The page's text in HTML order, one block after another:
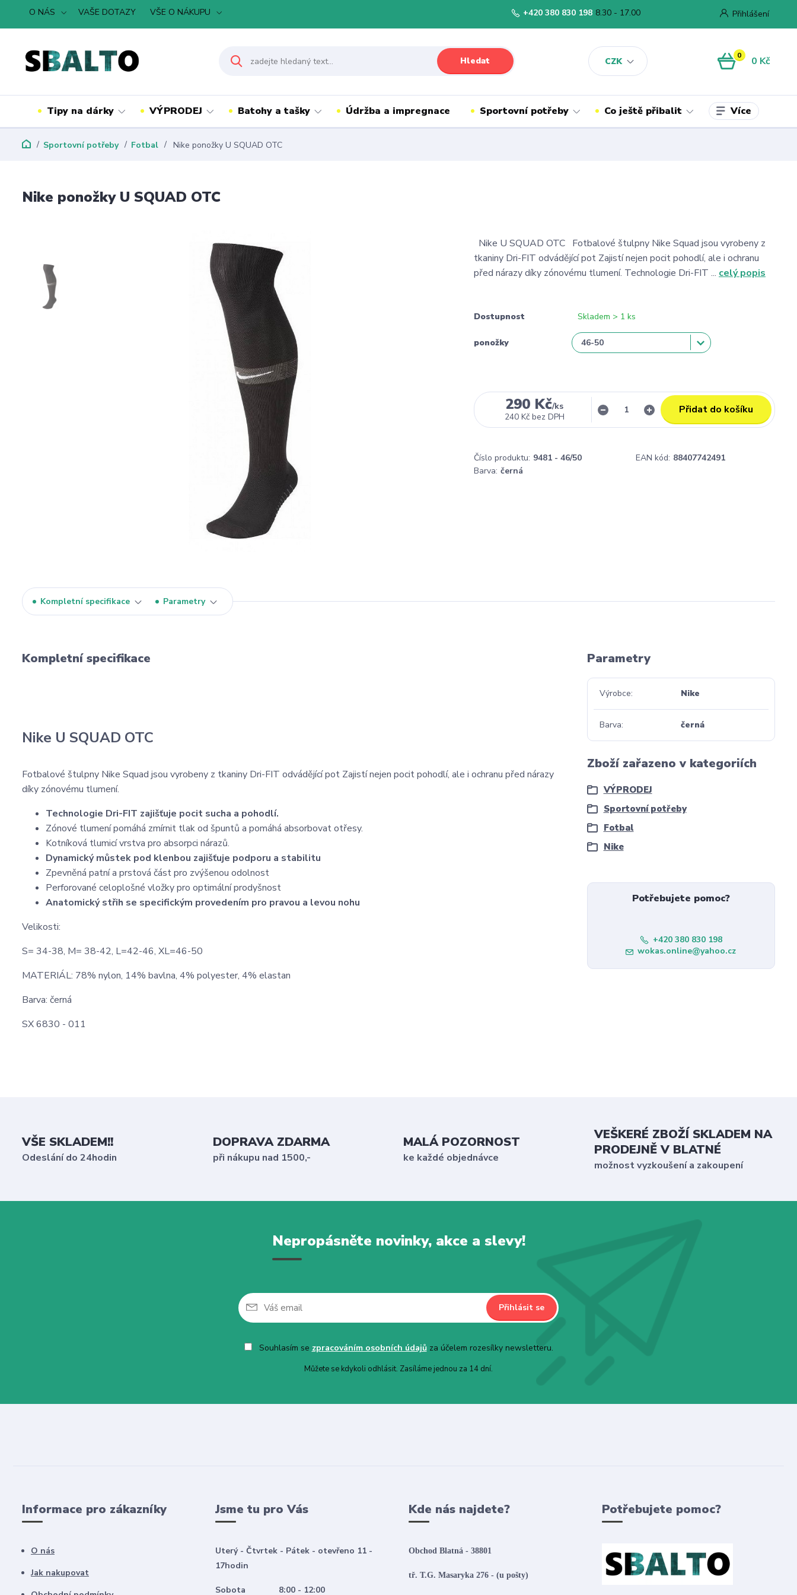
O NÁS VAŠE DOTAZY VŠE O NÁKUPU
CZK
Přihlášení
Hledat
+420 380 830 198 8.30 - 17.00
0 0 Kč
Tipy na dárky VÝPRODEJ Batohy a tašky Údržba a impregnace Sportovní potřeby Co ještě přibalit Více
Sportovní potřeby Fotbal Nike ponožky U SQUAD OTC
Nike ponožky U SQUAD OTC
Nike U SQUAD OTC Fotbalové štulpny Nike Squad jsou vyrobeny z
tkaniny Dri-FIT odvádějící pot Zajistí nejen pocit pohodlí, ale i ochranu
před nárazy díky zónovému tlumení. Technologie Dri-FIT ... celý popis
Dostupnost Skladem > 1 ks
ponožky
290 Kč/ks
240 Kč bez DPH
Přidat do košíku
Číslo produktu: 9481 - 46/50 EAN kód: 88407742491
Barva: černá
Kompletní specifikace Parametry
Kompletní specifikace
Nike U SQUAD OTC
Fotbalové štulpny Nike Squad jsou vyrobeny z tkaniny Dri-FIT odvádějící pot Zajistí nejen pocit pohodlí, ale i ochranu před nárazy
díky zónovému tlumení.
Technologie Dri-FIT zajišťuje pocit sucha a pohodlí.
Zónové tlumení pomáhá zmírnit tlak od špuntů a pomáhá absorbovat otřesy.
Kotníková tlumicí vrstva pro absorpci nárazů.
Dynamický můstek pod klenbou zajišťuje podporu a stabilitu
Zpevněná patní a prstová část pro zvýšenou odolnost
Perforované celoplošné vložky pro optimální prodyšnost
Anatomický střih se specifickým provedením pro pravou a levou nohu
Velikosti:
S= 34-38, M= 38-42, L=42-46, XL=46-50
MATERIÁL: 78% nylon, 14% bavlna, 4% polyester, 4% elastan
Barva: černá
SX 6830 - 011
Parametry
Výrobce Nike
Barva černá
Zboží zařazeno v kategoriích
VÝPRODEJ
Sportovní potřeby
Fotbal
Nike
Potřebujete pomoc?
+420 380 830 198
wokas.online@yahoo.cz
VŠE SKLADEM!!
Odeslání do 24hodin
DOPRAVA ZDARMA
při nákupu nad 1500,-
MALÁ POZORNOST
ke každé objednávce
VEŠKERÉ ZBOŽÍ SKLADEM NA
PRODEJNĚ V BLATNÉ
možnost vyzkoušení a zakoupení
Nepropásněte novinky, akce a slevy!
Přihlásit se
Souhlasím se zpracováním osobních údajůza účelem rozesílky newsletteru.
Můžete se kdykoli odhlásit. Zasíláme jednou za 14 dní.
Informace pro zákazníky
O nás
Jak nakupovat
Jsme tu pro Vás
Uterý - Čtvrtek - Pátek - otevřeno 11 -
17hodin
Sobota 8:00 - 12:00
Kde nás najdete?
Obchod Blatná - 38801
tř. T.G. Masaryka 276 - (u pošty)
Potřebujete pomoc?